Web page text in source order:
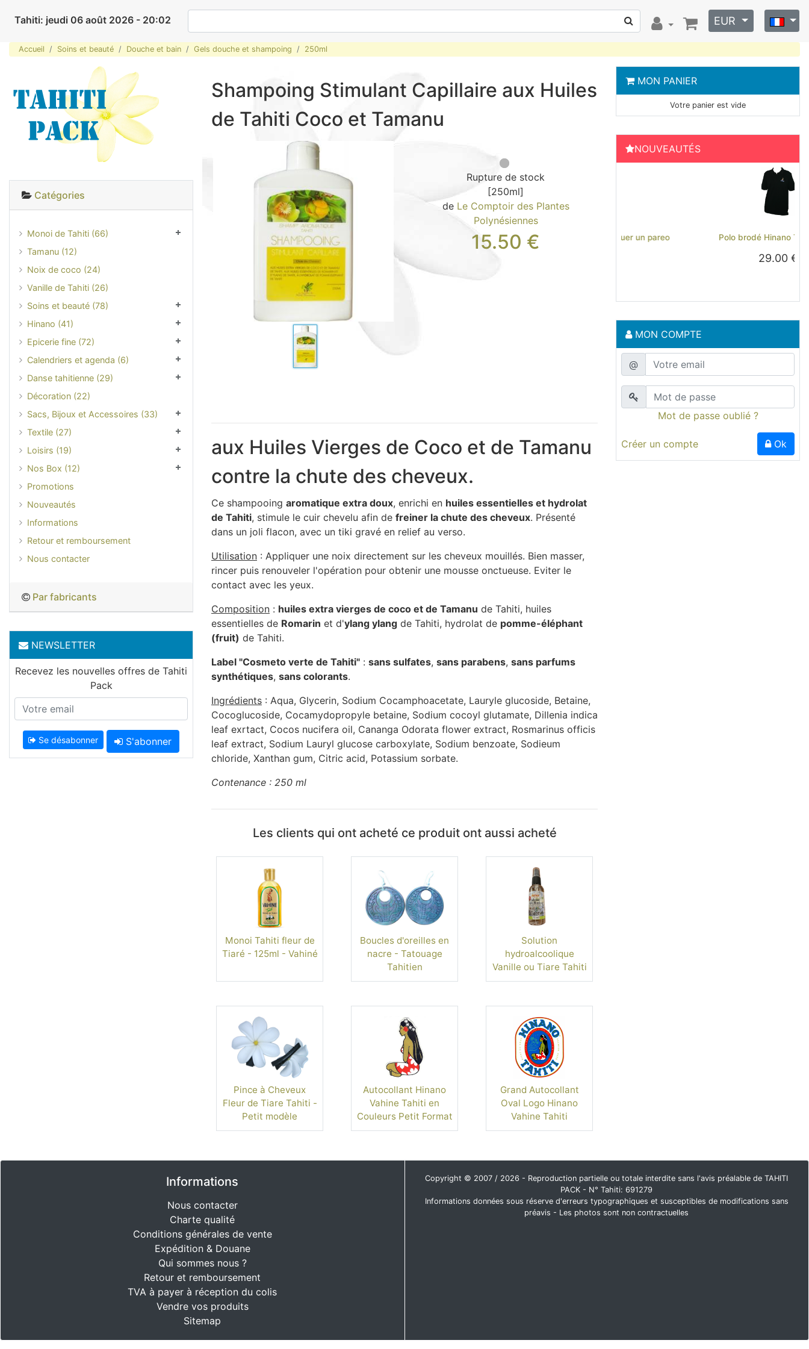
Tahiti: jeudi 06 août 2026 - 20:02 EUR
Accueil Soins et beauté Douche et bain Gels douche et shampoing 250ml
Shampoing Stimulant Capillaire aux Huiles
de Tahiti Coco et Tamanu
Rupture de stock
[250ml]
de Le Comptoir des Plantes
Polynésiennes
15.50 €
aux Huiles Vierges de Coco et de Tamanu
contre la chute des cheveux.
Ce shampooing aromatique extra doux, enrichi en huiles essentielles et hydrolat
de Tahiti, stimule le cuir chevelu afin de freiner la chute des cheveux. Présenté
dans un joli flacon, avec un tiki gravé en relief au verso.
Utilisation : Appliquer une noix directement sur les cheveux mouillés. Bien masser,
rincer puis renouveler l'opération pour obtenir une mousse onctueuse. Eviter le
contact avec les yeux.
Composition : huiles extra vierges de coco et de Tamanu de Tahiti, huiles
essentielles de Romarin et d'ylang ylang de Tahiti, hydrolat de pomme-éléphant
(fruit) de Tahiti.
Label "Cosmeto verte de Tahiti" : sans sulfates, sans parabens, sans parfums
synthétiques, sans colorants.
Ingrédients : Aqua, Glycerin, Sodium Cocamphoacetate, Lauryle glucoside, Betaine,
Cocoglucoside, Cocamydopropyle betaine, Sodium cocoyl glutamate, Dillenia indica
leaf exrtact, Cocos nucifera oil, Cananga Odorata flower extract, Rosmarinus officis
leaf extract, Sodium Lauryl glucose carboxylate, Sodium benzoate, Sodieum
chloride, Xanthan gum, Citric acid, Potassium sorbate.
Contenance : 250 ml
Les clients qui ont acheté ce produit ont aussi acheté
Monoi Tahiti fleur de
Tiaré - 125ml - Vahiné
Boucles d'oreilles en
nacre - Tatouage
Tahitien
Solution
hydroalcoolique
Vanille ou Tiare Tahiti
Pince à Cheveux
Fleur de Tiare Tahiti -
Petit modèle
Autocollant Hinano
Vahine Tahiti en
Couleurs Petit Format
Grand Autocollant
Oval Logo Hinano
Vahine Tahiti
Catégories
Monoi de Tahiti (66)
Tamanu (12)
Noix de coco (24)
Vanille de Tahiti (26)
Soins et beauté (78)
Hinano (41)
Epicerie fine (72)
Calendriers et agenda (6)
Danse tahitienne (29)
Décoration (22)
Sacs, Bijoux et Accessoires (33)
Textile (27)
Loisirs (19)
Nos Box (12)
Promotions
Nouveautés
Informations
Retour et remboursement
Nous contacter
Par fabricants
NEWSLETTER
Recevez les nouvelles offres de Tahiti
Pack
Se désabonner S'abonner
MON PANIER
Votre panier est vide
NOUVEAUTÉS
Polo brodé Hinano Tahiti - Noir
Previous Next
MON COMPTE
@
Mot de passe oublié ?
Créer un compte Ok
Informations
Nous contacter
Charte qualité
Conditions générales de vente
Expédition & Douane
Qui sommes nous ?
Retour et remboursement
TVA à payer à réception du colis
Vendre vos produits
Sitemap
Copyright © 2007 / 2026 - Reproduction partielle ou totale interdite sans l'avis préalable de TAHITI
PACK - N° Tahiti: 691279
Informations données sous réserve d'erreurs typographiques et susceptibles de modifications sans
préavis - Les photos sont non contractuelles